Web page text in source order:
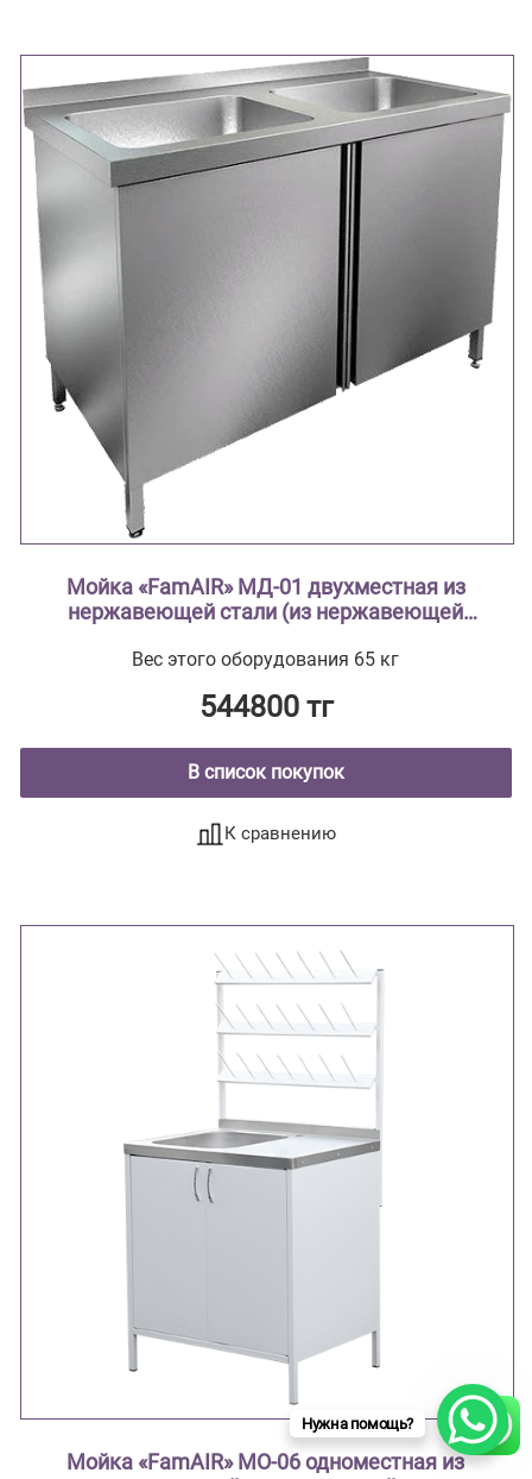
Мойка «FamAIR» МД-01 двухместная из
нержавеющей стали (из нержавеющей
столешница с рабочей зоной, мойки
столешницу)
Вес этого оборудования 65 кг
544800 тг
В список покупок
К сравнению
Мойка «FamAIR» МО-06 одноместная из
Нужна помощь?